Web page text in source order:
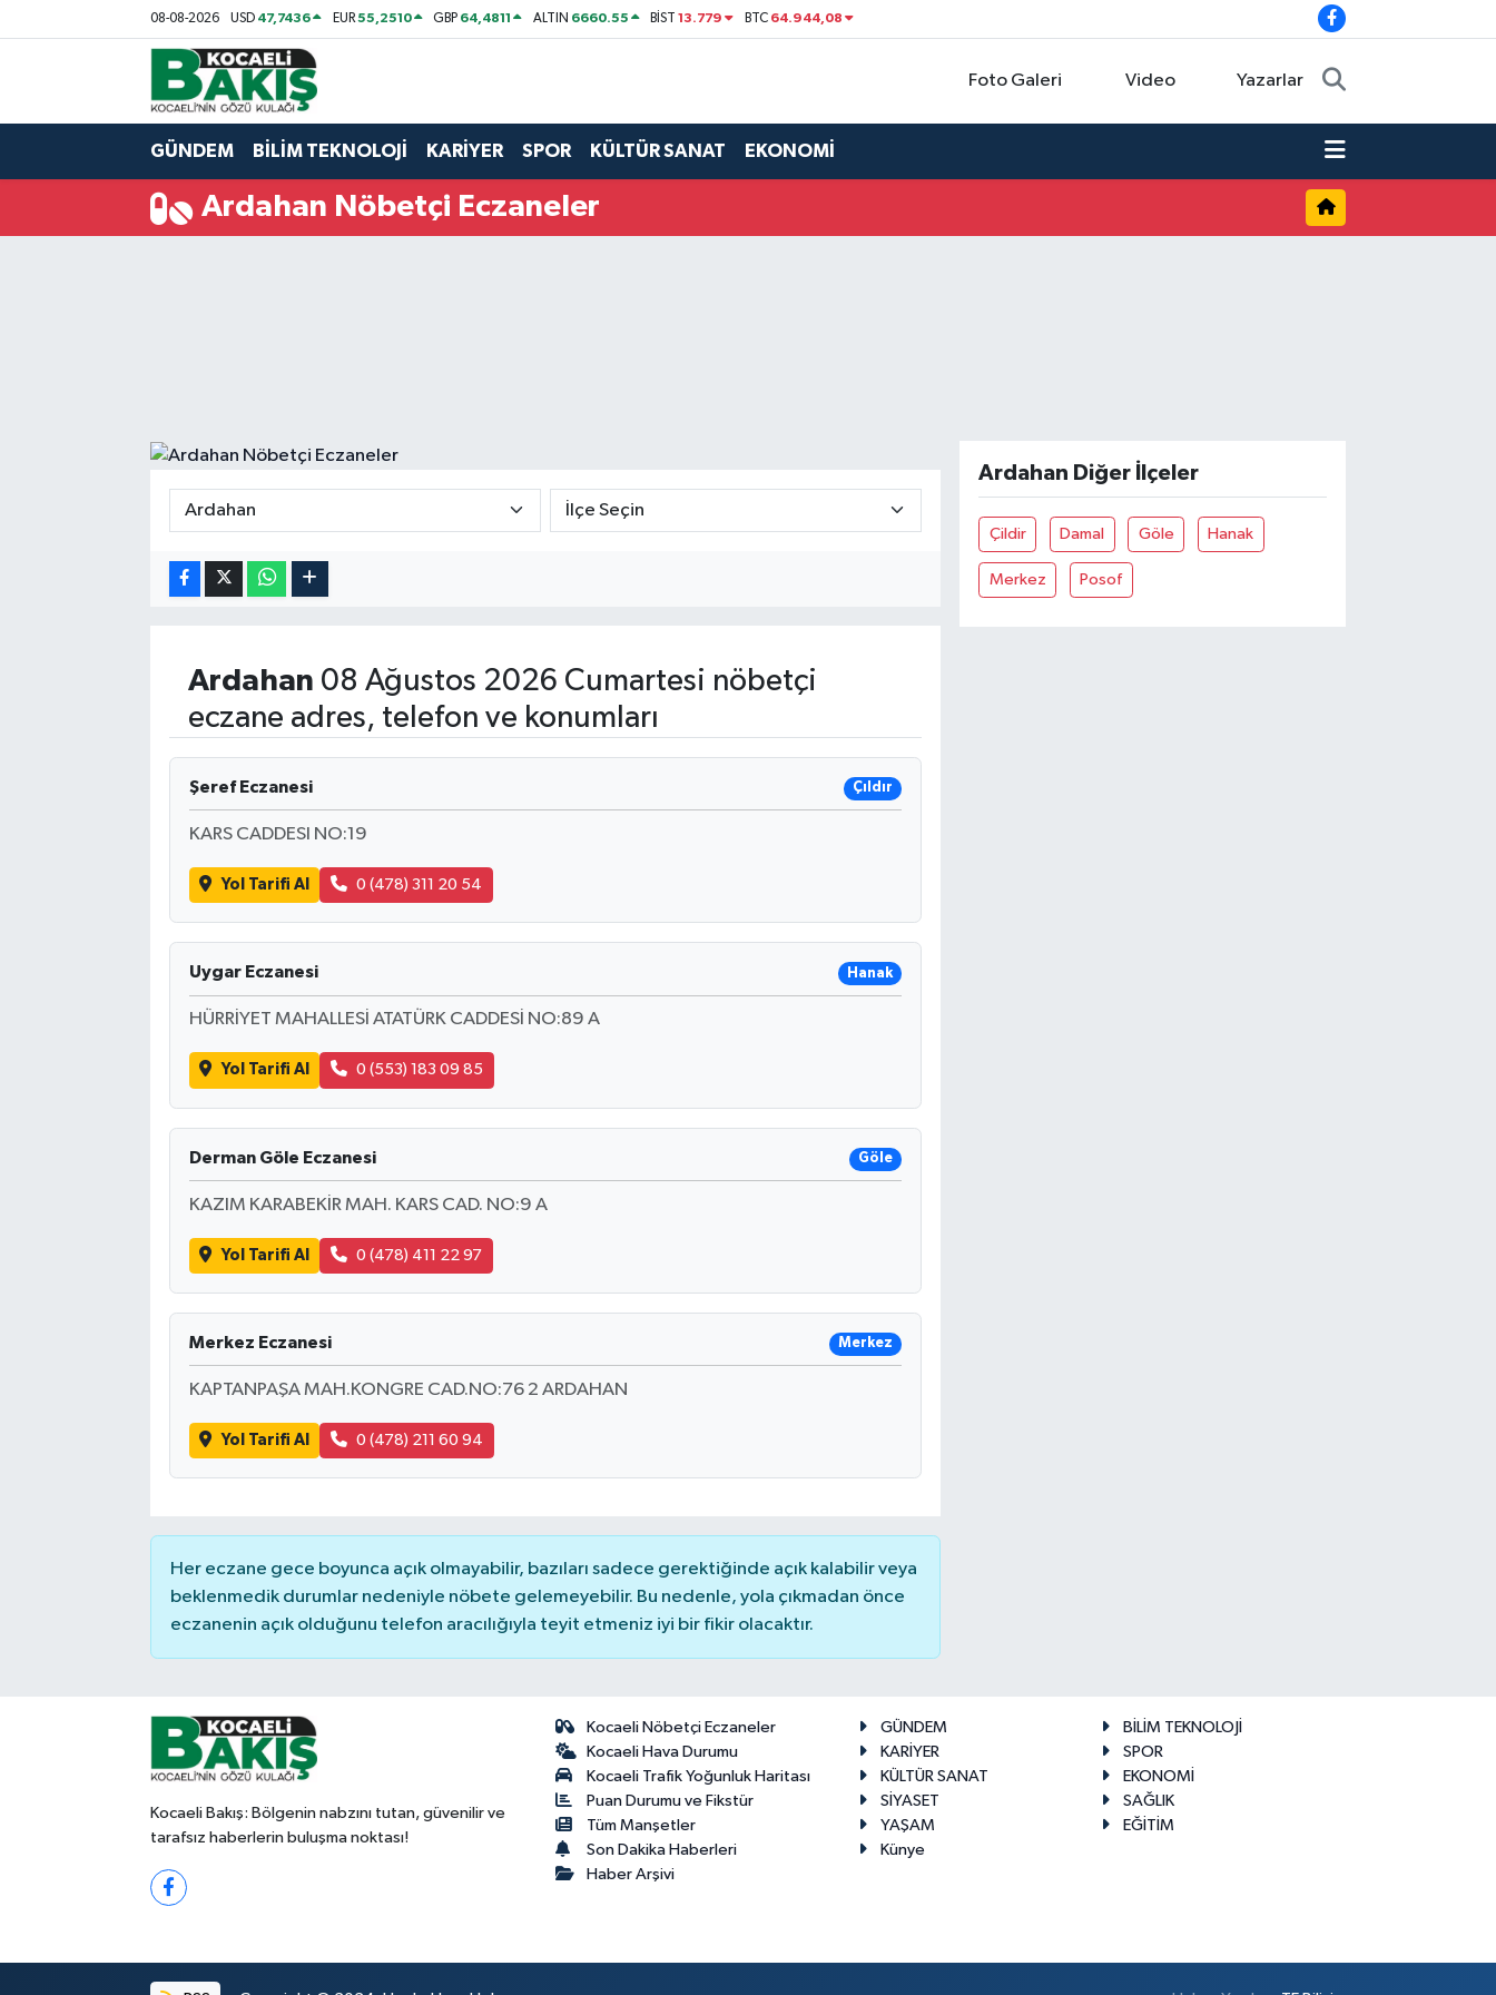
08-08-2026 USD 47,7436 EUR55,2510 GBP 64,4811 ALTIN 6660.55 BİST13.779 BTC 64.944,08
Foto Galeri Video Yazarlar
GÜNDEM BİLİM TEKNOLOJİ KARİYER SPOR KÜLTÜR SANAT EKONOMİ
Ardahan Nöbetçi Eczaneler
Ardahan 08 Ağustos 2026 Cumartesi nöbetçi
eczane adres, telefon ve konumları
Şeref Eczanesi Çıldır
KARS CADDESI NO:19
Yol Tarifi Al 0 (478) 311 20 54
Uygar Eczanesi Hanak
HÜRRİYET MAHALLESİ ATATÜRK CADDESİ NO:89 A
Yol Tarifi Al 0 (553) 183 09 85
Derman Göle Eczanesi Göle
KAZIM KARABEKİR MAH. KARS CAD. NO:9 A
Yol Tarifi Al 0 (478) 411 22 97
Merkez Eczanesi Merkez
KAPTANPAŞA MAH.KONGRE CAD.NO:76 2 ARDAHAN
Yol Tarifi Al 0 (478) 211 60 94
Her eczane gece boyunca açık olmayabilir, bazıları sadece gerektiğinde açık kalabilir veya
beklenmedik durumlar nedeniyle nöbete gelemeyebilir. Bu nedenle, yola çıkmadan önce
eczanenin açık olduğunu telefon aracılığıyla teyit etmeniz iyi bir fikir olacaktır.
Ardahan Diğer İlçeler
Çildir Damal Göle Hanak
Merkez Posof
Kocaeli Bakış: Bölgenin nabzını tutan, güvenilir ve
tarafsız haberlerin buluşma noktası!
Kocaeli Nöbetçi Eczaneler
Kocaeli Hava Durumu
Kocaeli Trafik Yoğunluk Haritası
Puan Durumu ve Fikstür
Tüm Manşetler
Son Dakika Haberleri
Haber Arşivi
GÜNDEM
BİLİM TEKNOLOJİ
KARİYER
SPOR
KÜLTÜR SANAT
EKONOMİ
SİYASET
SAĞLIK
YAŞAM
EĞİTİM
Künye
Kocaeli Nöbetçi Eczaneler
Kocaeli Hava Durumu
Kocaeli Trafik Yoğunluk Haritası